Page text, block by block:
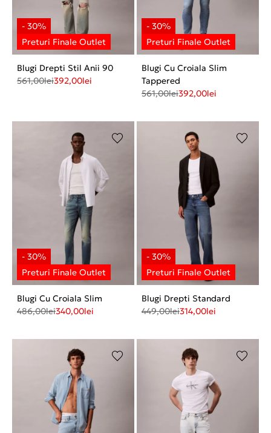
Blugi Drepti Stil Anii 90
561,00lei392,00lei
Blugi Cu Croiala Slim
Tappered
561,00lei392,00lei
Blugi Cu Croiala Slim
486,00lei340,00lei
Blugi Drepti Standard
449,00lei314,00lei